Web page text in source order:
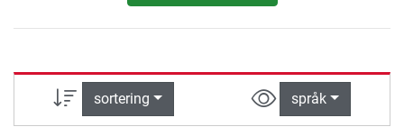
sortering språk